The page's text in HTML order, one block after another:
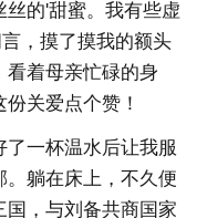
的'甜蜜。我有些虚
，摸了摸我的额头
看着母亲忙碌的身
关爱点个赞！
一杯温水后让我服
躺在床上，不久便
，与刘备共商国家